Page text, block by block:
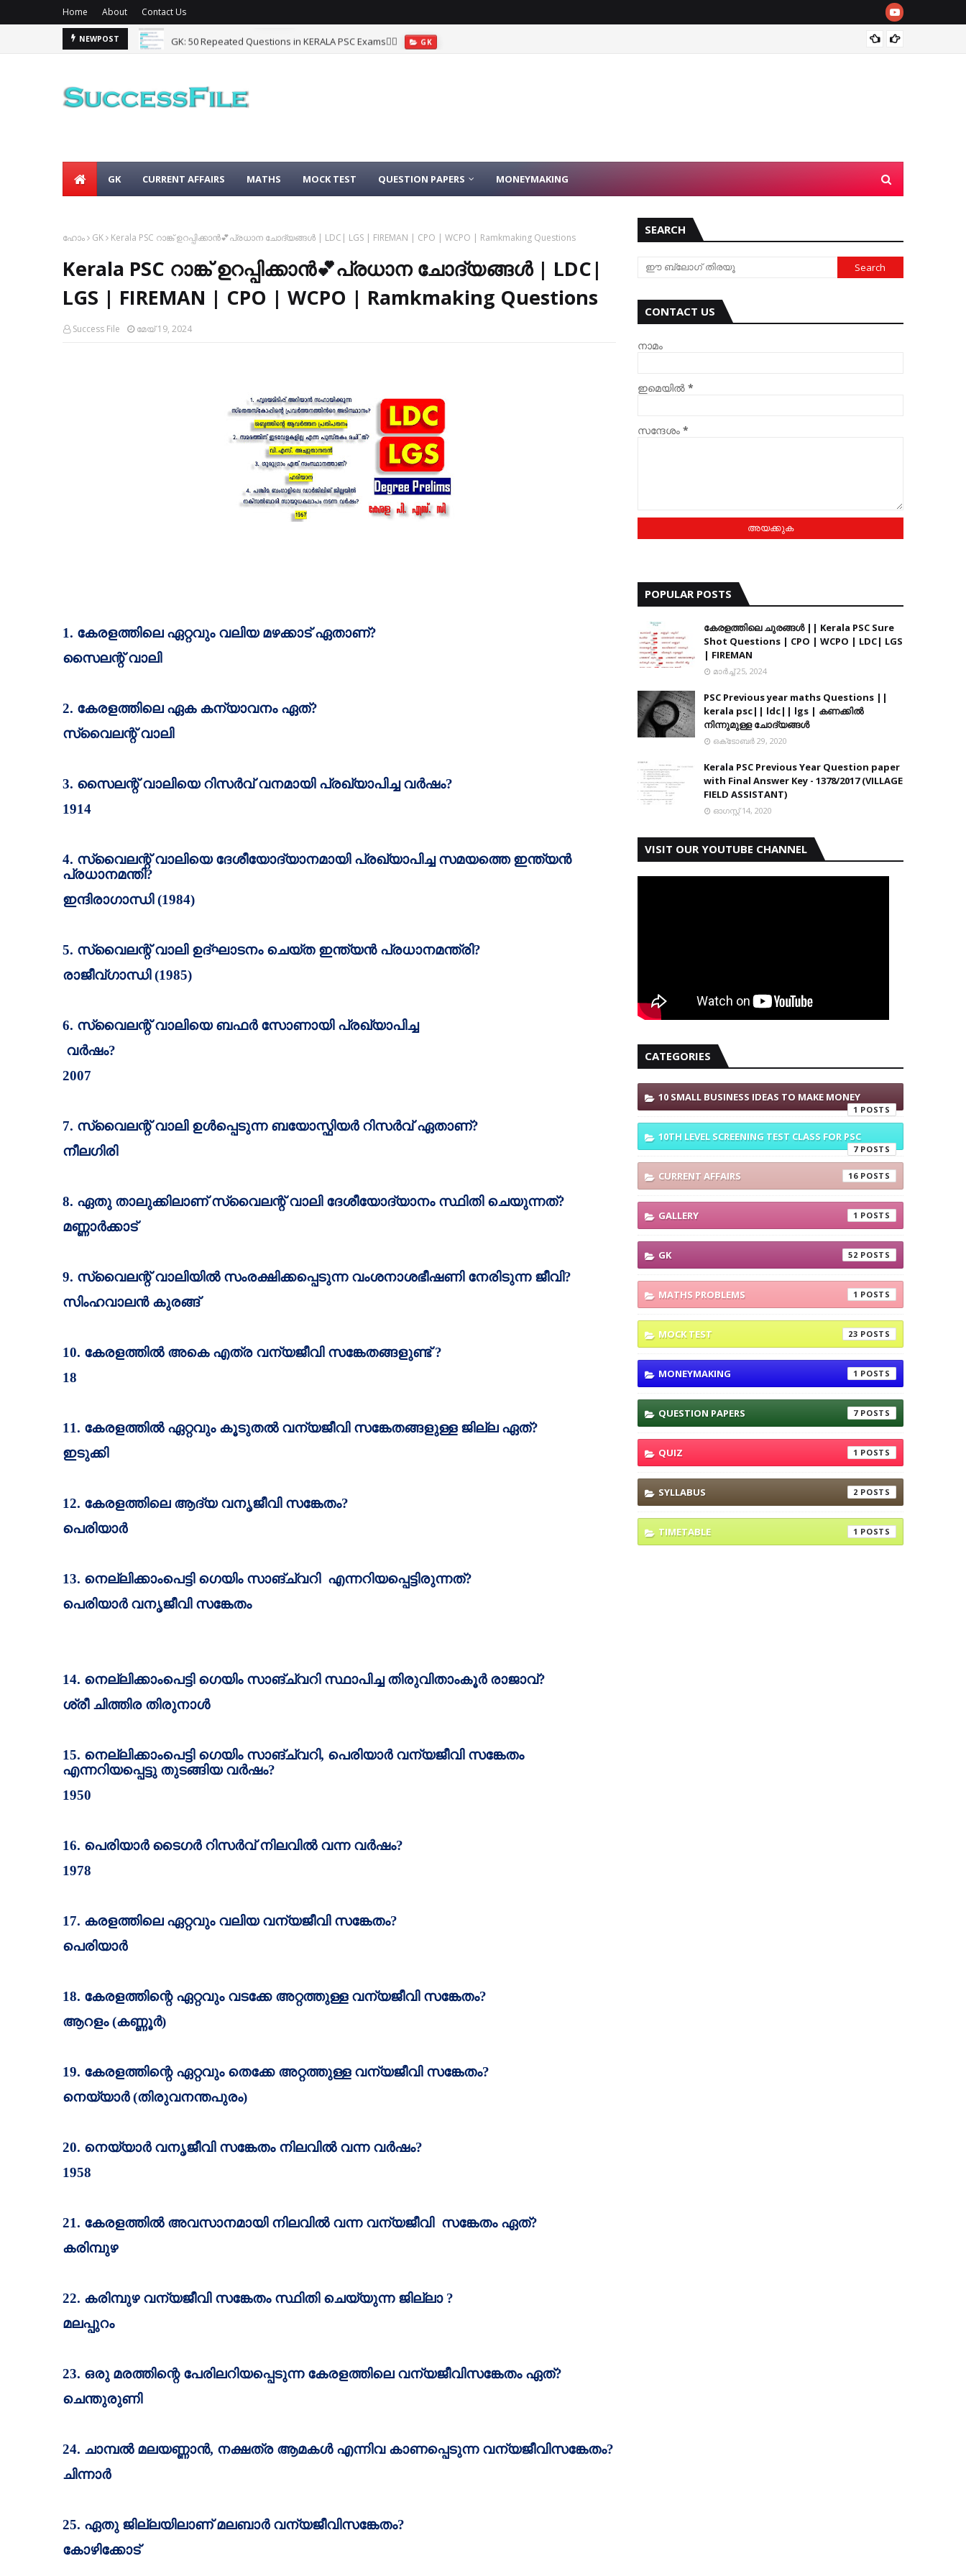
Home About Contact Us
NEWPOST GK: 50 Repeated Questions in KERALA PSC Exams🐦‍🔥 GK
GK CURRENT AFFAIRS MATHS MOCK TEST QUESTION PAPERS MONEYMAKING
ഹോം GK Kerala PSC റാങ്ക് ഉറപ്പിക്കാൻ💕പ്രധാന ചോദ്യങ്ങൾ | LDC| LGS | FIREMAN | CPO | WCPO | Ramkmaking Questions
Kerala PSC റാങ്ക് ഉറപ്പിക്കാൻ💕പ്രധാന ചോദ്യങ്ങൾ | LDC|
LGS | FIREMAN | CPO | WCPO | Ramkmaking Questions
Success File മേയ് 19, 2024
1. കേരളത്തിലെ ഏറ്റവും വലിയ മഴക്കാട്‌ ഏതാണ്‌?
സൈലന്റ്‌ വാലി
2. കേരളത്തിലെ ഏക കന്യാവനം ഏത്‌?
സ്വൈലന്റ്‌ വാലി
3. സൈലന്റ്‌ വാലിയെ റിസര്‍വ്‌ വനമായി പ്രഖ്യാപിച്ച വര്‍ഷം?
1914
4. സ്വൈലന്റ്‌ വാലിയെ ദേശീയോദ്യാനമായി പ്രഖ്യാപിച്ച സമയത്തെ ഇന്ത്യന്‍
പ്രധാനമന്തി?
ഇന്ദിരാഗാന്ധി (1984)
5. സ്വൈലന്റ്‌ വാലി ഉദ്ഘാടനം ചെയ്ത ഇന്ത്യന്‍ പ്രധാനമന്ത്രി?
രാജീവ്ഗാന്ധി (1985)
6. സ്വൈലന്റ്‌ വാലിയെ ബഫര്‍ സോണായി പ്രഖ്യാപിച്ച
വര്‍ഷം?
2007
7. സ്വൈലന്റ്‌ വാലി ഉള്‍പ്പെടുന്ന ബയോസ്ഫിയര്‍ റിസര്‍വ്‌ ഏതാണ്‌?
നീലഗിരി
8. ഏതു താലുക്കിലാണ്‌ സ്വൈലന്റ്‌ വാലി ദേശീയോദ്യാനം സ്ഥിതി ചെയുന്നത്‌?
മണ്ണാര്‍ക്കാട്‌
9. സ്വൈലന്റ്‌ വാലിയില്‍ സംരക്ഷിക്കപ്പെടുന്ന വംശനാശഭീഷണി നേരിടുന്ന ജീവി?
സിംഹവാലന്‍ കുരങ്ങ്‌
10. കേരളത്തിൽ അകെ എത്ര വന്യജീവി സങ്കേതങ്ങളുണ്ട്?
18
11. കേരളത്തില്‍ ഏറ്റവും കൂടുതല്‍ വന്യജീവി സങ്കേതങ്ങളുള്ള ജില്ല ഏത്‌?
ഇടുക്കി
12. കേരളത്തിലെ ആദ്യ വനൃജീവി സങ്കേതം?
പെരിയാര്‍
13. നെല്ലിക്കാംപെട്ടി ഗെയിം സാങ്ച്വറി എന്നറിയപ്പെട്ടിരുന്നത്‌?
പെരിയാര്‍ വനൃജീവി സങ്കേതം
14. നെല്ലിക്കാംപെട്ടി ഗെയിം സാങ്ച്വറി സ്ഥാപിച്ച തിരുവിതാംകൂര്‍ രാജാവ്‌?
ശ്രീ ചിത്തിര തിരുനാള്‍
15. നെല്ലിക്കാംപെട്ടി ഗെയിം സാങ്ച്വറി, പെരിയാര്‍ വന്യജീവി സങ്കേതം
എന്നറിയപ്പെട്ടു തുടങ്ങിയ വര്‍ഷം?
1950
16. പെരിയാര്‍ ടൈഗര്‍ റിസര്‍വ്‌ നിലവില്‍ വന്ന വര്‍ഷം?
1978
17. കരളത്തിലെ ഏറ്റവും വലിയ വന്യജീവി സങ്കേതം?
പെരിയാര്‍
18. കേരളത്തിന്റെ ഏറ്റവും വടക്കേ അറ്റത്തുള്ള വന്യജീവി സങ്കേതം?
ആറളം (കണ്ണൂര്‍)
19. കേരളത്തിന്റെ ഏറ്റവും തെക്കേ അറ്റത്തുള്ള വന്യജീവി സങ്കേതം?
നെയ്യാര്‍ (തിരുവനന്തപുരം)
20. നെയ്യാര്‍ വനൃജീവി സങ്കേതം നിലവില്‍ വന്ന വര്‍ഷം?
1958
21. കേരളത്തില്‍ അവസാനമായി നിലവില്‍ വന്ന വന്യജീവി സങ്കേതം ഏത്‌?
കരിമ്പുഴ
22. കരിമ്പുഴ വന്യജീവി സങ്കേതം സ്ഥിതി ചെയ്യുന്ന ജില്ലാ?
മലപ്പുറം
23. ഒരു മരത്തിന്റെ പേരിലറിയപ്പെടുന്ന കേരളത്തിലെ വന്യജീവിസങ്കേതം ഏത്‌?
ചെന്തുരുണി
24. ചാമ്പല്‍ മലയണ്ണാന്‍, നക്ഷത്ര ആമകള്‍ എന്നിവ കാണപ്പെടുന്ന വന്യജീവിസങ്കേതം?
ചിന്നാര്‍
25. ഏതു ജില്ലയിലാണ്‌ മലബാര്‍ വന്യജീവിസങ്കേതം?
കോഴിക്കോട്‌
SEARCH
CONTACT US
നാമം
ഇമെയില്‍ *
സന്ദേശം *
POPULAR POSTS
കേരളത്തിലെ ചുരങ്ങൾ || Kerala PSC Sure
Shot Questions | CPO | WCPO | LDC| LGS
| FIREMAN
മാർച്ച് 25, 2024
PSC Previous year maths Questions ||
kerala psc|| ldc|| lgs | കണക്കിൽ
നിന്നുമുള്ള ചോദ്യങ്ങൾ
ഒക്‌ടോബർ 29, 2020
Kerala PSC Previous Year Question paper
with Final Answer Key - 1378/2017 (VILLAGE
FIELD ASSISTANT)
ഓഗസ്റ്റ് 14, 2020
VISIT OUR YOUTUBE CHANNEL
CATEGORIES
10 SMALL BUSINESS IDEAS TO MAKE MONEY
1
10TH LEVEL SCREENING TEST CLASS FOR PSC
7
CURRENT AFFAIRS 16
GALLERY 1
GK 52
MATHS PROBLEMS 1
MOCK TEST 23
MONEYMAKING 1
QUESTION PAPERS 7
QUIZ 1
SYLLABUS 2
TIMETABLE 1